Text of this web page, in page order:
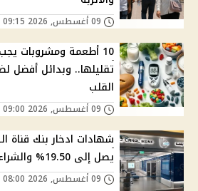
10 أطعمة ومشروبات
تقليلها.. وبدائل أفضل
القلب
يصل إلى 19.50% والشراء يبدأ من 1000 جنيه